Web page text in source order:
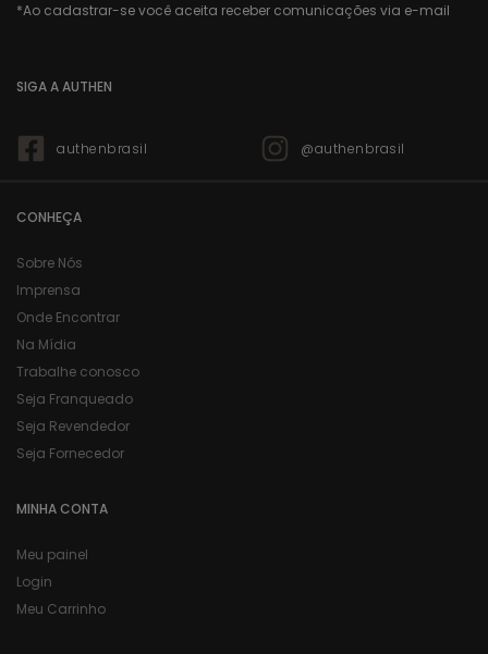
SIGA A AUTHEN
authenbrasil @authenbrasil
CONHEÇA
Sobre Nós
Imprensa
Onde Encontrar
Na Mídia
Trabalhe conosco
Seja Franqueado
Seja Revendedor
Seja Fornecedor
MINHA CONTA
Meu painel
Login
Meu Carrinho